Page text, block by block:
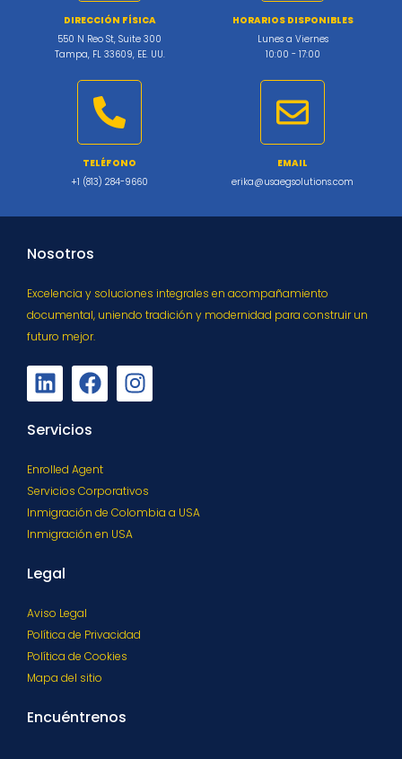
DIRECCIÓN FÍSICA
550 N Reo St, Suite 300
Tampa, FL 33609, EE. UU.
HORARIOS DISPONIBLES
Lunes a Viernes
10:00 - 17:00
TELÉFONO
+1 (813) 284-9660
EMAIL
erika@usaegsolutions.com
Nosotros
Excelencia y soluciones integrales en acompañamiento
documental, uniendo tradición y modernidad para construir un
futuro mejor.
Servicios
Enrolled Agent
Servicios Corporativos
Inmigración de Colombia a USA
Inmigración en USA
Legal
Aviso Legal
Política de Privacidad
Política de Cookies
Mapa del sitio
Encuéntrenos